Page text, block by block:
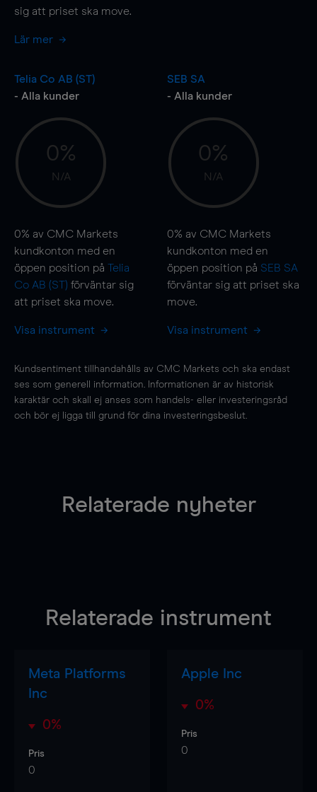
sig att priset ska move.
Lär mer
Telia Co AB (ST)
- Alla kunder
0%
N/A
0% av CMC Markets
kundkonton med en
öppen position på Telia
Co AB (ST) förväntar sig
att priset ska move.
Visa instrument
SEB SA
- Alla kunder
0%
N/A
0% av CMC Markets
kundkonton med en
öppen position på SEB SA
förväntar sig att priset ska
move.
Visa instrument
Kundsentiment tillhandahålls av CMC Markets och ska endast
ses som generell information. Informationen är av historisk
karaktär och skall ej anses som handels- eller investeringsråd
och bör ej ligga till grund för dina investeringsbeslut.
Relaterade nyheter
Relaterade instrument
Meta Platforms
Inc
0%
Pris
0
Apple Inc
0%
Pris
0